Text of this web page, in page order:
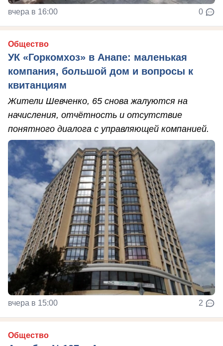
вчера в 16:00 0
Общество
УК «Горкомхоз» в Анапе: маленькая
компания, большой дом и вопросы к
квитанциям
Жители Шевченко, 65 снова жалуются на
начисления, отчётность и отсутствие
понятного диалога с управляющей компанией.
вчера в 15:00 2
Общество